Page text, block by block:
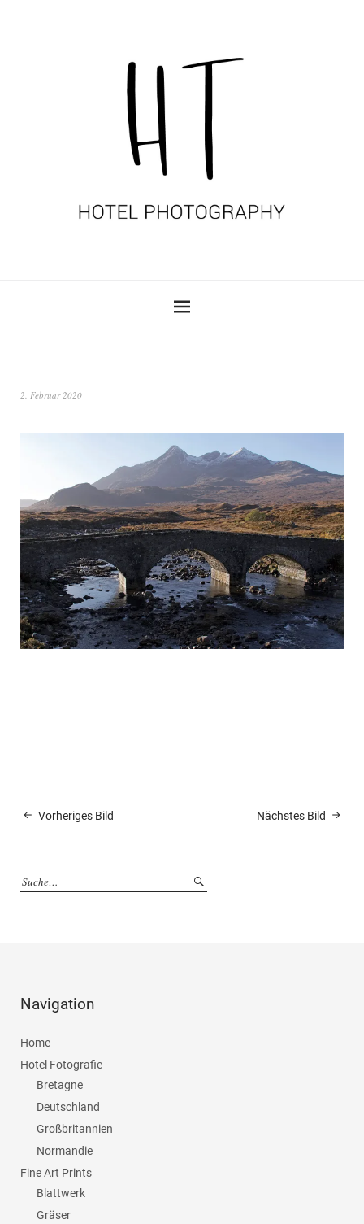
2. Februar 2020
Nächstes Bild
Vorheriges Bild
Navigation
Home
Hotel Fotografie
Bretagne
Deutschland
Großbritannien
Normandie
Fine Art Prints
Blattwerk
Gräser